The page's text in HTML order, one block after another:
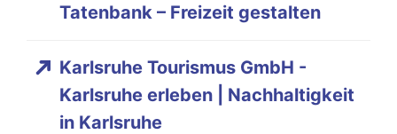
Tatenbank – Freizeit gestalten
Karlsruhe Tourismus GmbH -
Karlsruhe erleben | Nachhaltigkeit
in Karlsruhe